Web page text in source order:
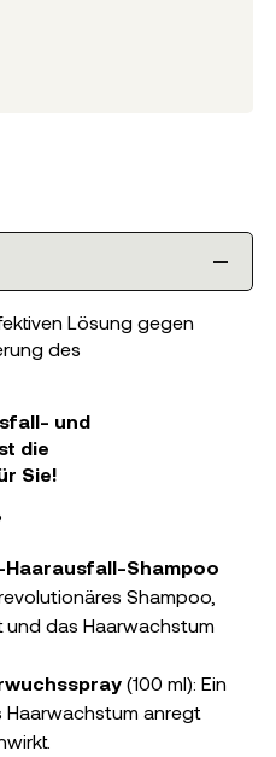
Lösung gegen
des
und
die
Sie!
Haarausfall-Shampoo
Shampoo,
und das Haarwachstum
(100 ml): Ein
Haarwachstum anregt